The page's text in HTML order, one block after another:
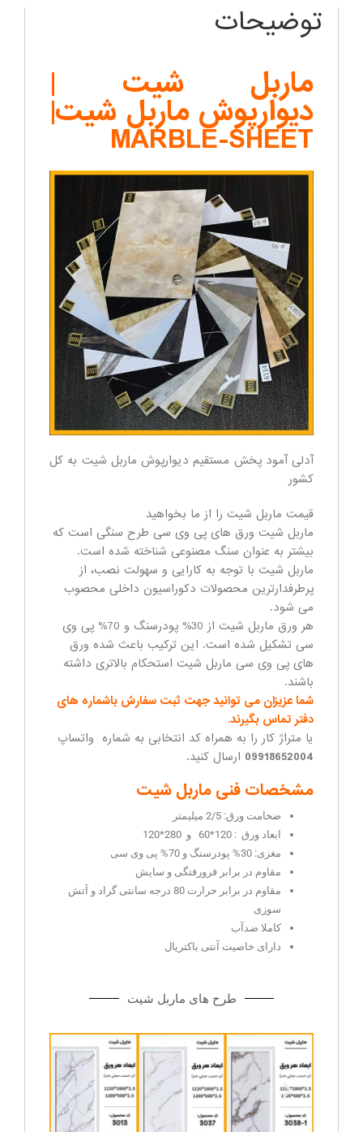
توضیحات
ماربل شیت |
دیوارپوش ماربل شیت|
MARBLE-SHEET
آدلی آمود پخش مستقیم دیوارپوش ماربل شیت به کل
کشور
قیمت ماربل شیت را از ما بخواهید
ماربل شیت ورق های پی وی سی طرح سنگی است که
بیشتر به عنوان سنگ مصنوعی شناخته شده است.
ماربل شیت با توجه به کارایی و سهولت نصب، از
پرطرفدارترین محصولات دکوراسیون داخلی محصوب
می شود.
هر ورق ماربل شیت از 30% پودرسنگ و 70% پی وی
سی تشکیل شده است. این ترکیب باعث شده ورق
های پی وی سی ماربل شیت استحکام بالاتری داشته
باشند.
شما عزیزان می توانید جهت ثبت سفارش باشماره های
دفتر تماس بگیرند.
یا متراژ کار را به همراه کد انتخابی به شماره واتساپ
09918652004 ارسال کنید.
مشخصات فنی ماربل شیت
ضخامت ورق: 2/5 میلیمتر
ابعاد ورق : 120*60 و 280*120
مغزی: 30% پودرسنگ و 70% پی وی سی
مقاوم در برابر فرورفتگی و سایش
مقاوم در برابر حرارت 80 درجه سانتی گراد و آتش
سوزی
کاملا ضدآب
دارای خاصیت آنتی باکتریال
طرح های ماربل شیت